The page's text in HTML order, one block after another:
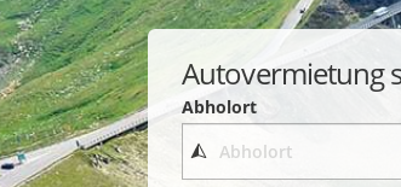
Autovermietung
Abholort